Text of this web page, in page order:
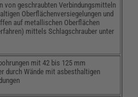
von geschraubten Verbindungsmitteln
Oberflächenversiegelungen und
auf metallischen Oberflächen
mittels Schlagschrauber unter
mit 42 bis 125 mm
durch Wände mit asbesthaltigen